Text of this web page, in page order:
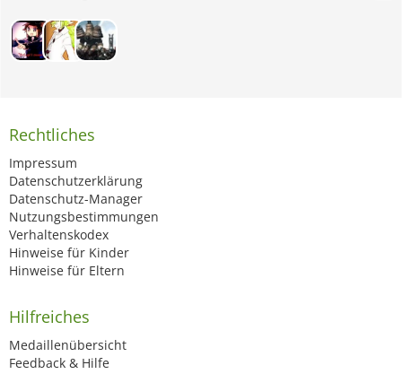
Rechtliches
Impressum
Datenschutzerklärung
Datenschutz-Manager
Nutzungsbestimmungen
Verhaltenskodex
Hinweise für Kinder
Hinweise für Eltern
Hilfreiches
Medaillenübersicht
Feedback & Hilfe